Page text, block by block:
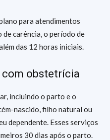
para atendimentos
carência, o período de
das 12 horas iniciais.
obstetrícia
incluindo o parto e o
nascido, filho natural ou
dependente. Esses serviços
30 dias após o parto.